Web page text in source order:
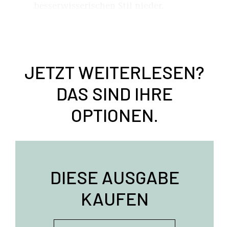
JETZT WEITERLESEN?
DAS SIND IHRE
OPTIONEN.
DIESE AUSGABE
KAUFEN